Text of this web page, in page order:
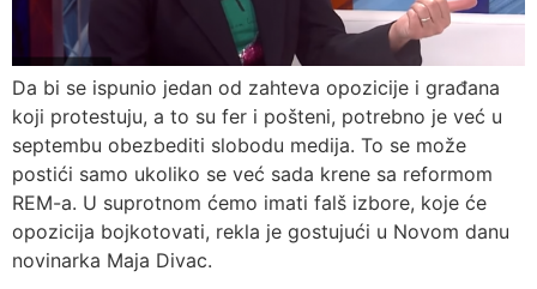
Da bi se ispunio jedan od zahteva opozicije i građana
koji protestuju, a to su fer i pošteni, potrebno je već u
septembu obezbediti slobodu medija. To se može
postići samo ukoliko se već sada krene sa reformom
REM-a. U suprotnom ćemo imati falš izbore, koje će
opozicija bojkotovati, rekla je gostujući u Novom danu
novinarka Maja Divac.